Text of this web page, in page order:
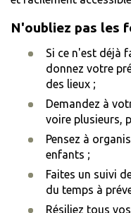
N'oubliez pas les
Si ce n'est déjà
donnez votre
des lieux ;
Demandez à
voire plusieurs,
Pensez à
enfants ;
Faites un suivi
du temps à
Résiliez tous